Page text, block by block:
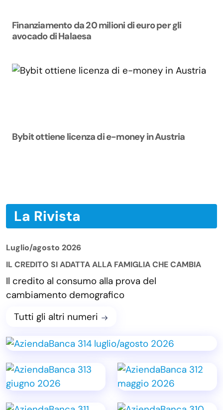
Finanziamento da 20 milioni di euro per gli
avocado di Halaesa
Bybit ottiene licenza di e-money in Austria
La Rivista
Luglio/agosto 2026
IL CREDITO SI ADATTA ALLA FAMIGLIA CHE CAMBIA
Il credito al consumo alla prova del
cambiamento demografico
Tutti gli altri numeri